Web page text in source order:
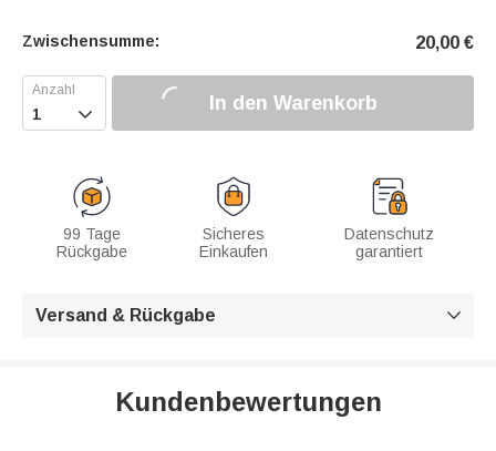
Zwischensumme: 20,00 €
 In den Warenkorb
99 Tage
Rückgabe
Sicheres
Einkaufen
Datenschutz
garantiert
Versand & Rückgabe 
Kundenbewertungen